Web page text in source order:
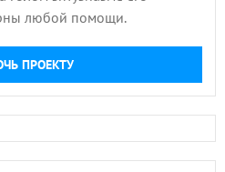
любой помощи.
ПРОЕКТУ